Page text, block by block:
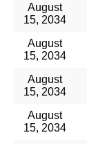
August
15, 2034
August
15, 2034
August
15, 2034
August
15, 2034